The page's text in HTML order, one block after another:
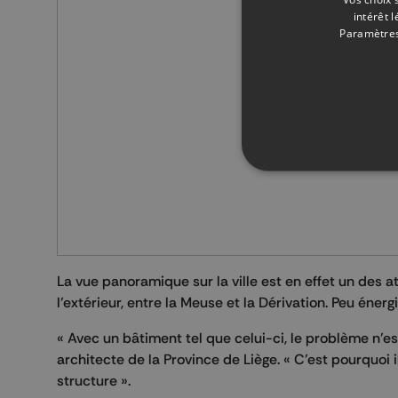
La vue panoramique sur la ville est en effet un des
l’extérieur, entre la Meuse et la Dérivation. Peu
« Avec un bâtiment tel que celui-ci, le problème
architecte de la Province de Liège. « C’est
structure ».
intérêt